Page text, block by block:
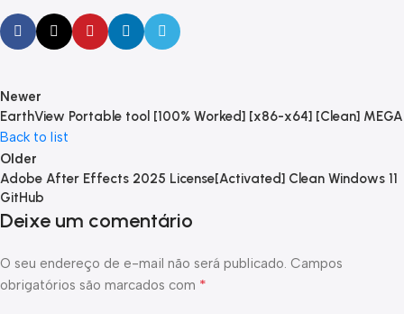
Newer
EarthView Portable tool [100% Worked] [x86-x64] [Clean] MEGA
Back to list
Older
Adobe After Effects 2025 License[Activated] Clean Windows 11
GitHub
Deixe um comentário
O seu endereço de e-mail não será publicado. Campos
obrigatórios são marcados com *